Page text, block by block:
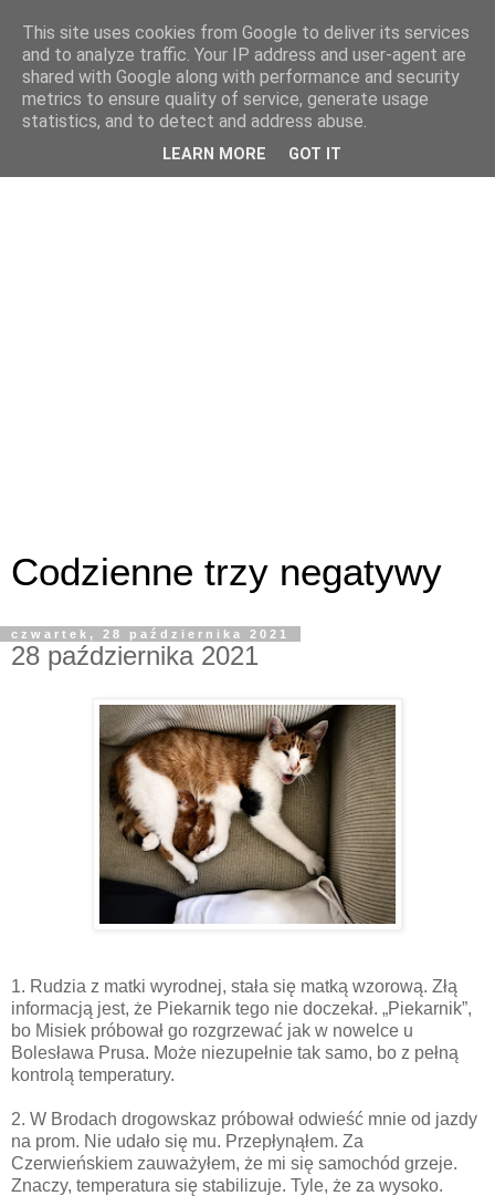
Codzienne trzy negatywy
czwartek, 28 października 2021
28 października 2021
1. Rudzia z matki wyrodnej, stała się matką wzorową. Złą
informacją jest, że Piekarnik tego nie doczekał. „Piekarnik”,
bo Misiek próbował go rozgrzewać jak w nowelce u
Bolesława Prusa. Może niezupełnie tak samo, bo z pełną
kontrolą temperatury.
2. W Brodach drogowskaz próbował odwieść mnie od jazdy
na prom. Nie udało się mu. Przepłynąłem. Za
Czerwieńskiem zauważyłem, że mi się samochód grzeje.
Znaczy, temperatura się stabilizuje. Tyle, że za wysoko.
This site uses cookies from Google to deliver its services
and to analyze traffic. Your IP address and user-agent are
shared with Google along with performance and security
metrics to ensure quality of service, generate usage
statistics, and to detect and address abuse.
LEARN MORE GOT IT